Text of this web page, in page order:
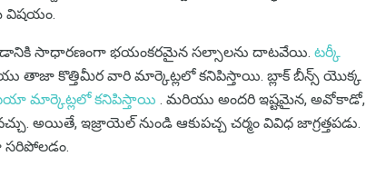
విషయం.
సాధారణంగా భయంకరమైన సల్సాలను దాటవేయి. టర్కీ
తాజా కొత్తిమీర వారి మార్కెట్లలో కనిపిస్తాయి. బ్లాక్ బీన్స్ యొక్క
మార్కెట్లలో కనిపిస్తాయి . మరియు అందరి ఇష్టమైన, అవోకాడో,
అయితే, ఇజ్రాయెల్ నుండి ఆకుపచ్చ చర్మం వివిధ జాగ్రత్తపడు.
సరిపోలడం.